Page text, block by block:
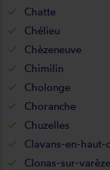
Chatte
Chélieu
Chèzeneuve
Chimilin
Cholonge
Choranche
Chuzelles
Clavans-en-haut-
Clonas-sur-varèze